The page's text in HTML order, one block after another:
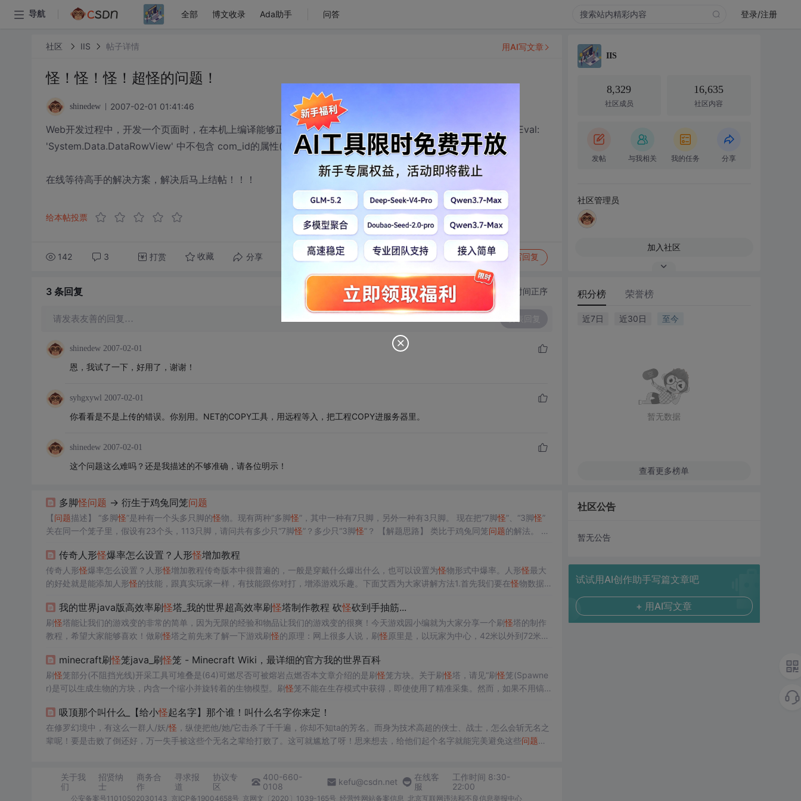
导航 全部 博文收录 Ada助手 问答 登录/注册
社区 IIS 帖子详情
怪！怪！怪！超怪的问题！
shinedew 2007-02-01 01:41:46
Web开发过程中，开发一个页面时，在本机上编译能够正常运行，上传到服务器后，出现如下错误：DataBinder.Eval:
'System.Data.DataRowView' 中不包含 com_id的属性(注：com_id为数据库表中抽出的主键字段）。
在线等待高手的解决方案，解决后马上结帖！！！
给本帖投票
142 3 打赏 收藏 分享 转发到动态 举报 写回复
用AI写文章
3 条回复 切换为时间正序
请发表友善的回复…
shinedew 2007-02-01
恩，我试了一下，好用了，谢谢！
syhgxywl 2007-02-01
你看看是不是上传的错误。你别用。NET的COPY工具，用远程等入，把工程COPY进服务器里。
shinedew 2007-02-01
这个问题这么难吗？还是我描述的不够准确，请各位明示！
多脚怪问题 → 衍生于鸡兔同笼问题
【问题描述】 “多脚怪”是种有一个头多只脚的怪物。现有两种“多脚怪”，其中一种有7只脚，另外一种有3只脚。 现在把“7脚怪”、“3脚怪”
关在同一个笼子里，假设有23个头，113只脚，请问共有多少只“7脚怪”？多少只“3脚怪 ”？ 【解题思路】 类比于鸡兔同笼问题的解法。 假
”当成“7脚怪”会多算7-3=4只脚，则多算的48只脚对应于48/4=12只“3.
传奇人形怪爆率怎么设置？人形怪增加教程
传奇人形怪爆率怎么设置？人形怪增加教程传奇版本中很普遍的，一般是穿戴什么爆出什么，也可以设置为怪物形式中爆率。人形怪最大
的好处就是能添加人形怪的技能，跟真实玩家一样，有技能跟你对打，增添游戏乐趣。下面艾西为大家讲解方法1.首先我们要在怪物数据里
在怪物数据库里面添加一个怪物.2.我们添加好了以后我们在版本中添加相应的人形怪的配置.文件的路径:D:\MirServer\Mir20
我的世界java版高效率刷怪塔_我的世界超高效率刷怪塔制作教程 砍怪砍到手抽筋...
刷怪塔能让我们的游戏变的非常的简单，因为无限的经验和物品让我们的游戏变的很爽！今天游戏园小编就为大家分享一个刷怪塔的制作
教程，希望大家能够喜欢！做刷怪塔之前先来了解一下游戏刷怪的原理：网上很多人说，刷怪原里是，以玩家为中心，42米以外到72米以
作单位)中间是40X40...
minecraft刷怪笼java_刷怪笼 - Minecraft Wiki，最详细的官方我的世界百科
刷怪笼部分(不阻挡光线)开采工具可堆叠是(64)可燃尽否可被熔岩点燃否本文章介绍的是刷怪笼方块。关于刷怪塔，请见“刷怪笼(Spawne
r)是可以生成生物的方块，内含一个缩小并旋转着的生物模型。刷怪笼不能在生存模式中获得，即使使用了精准采集。然而，如果不用镐开
吸顶那个叫什么_【给小怪起名字】那个谁！叫什么名字你来定！
在修罗幻境中，有这么一群人/妖/怪 ，纵使把他/她/它击杀了千千遍，你却不知ta的芳名。而身为技术高超的侠士、战士，怎么会斩无名之
辈呢！要是击败了倒还好，万一失手被这些个无名之辈给打败了。这可就尴尬了呀！思来想去，给他们起个名字就能完美避免这些问题 了
关于我
们
招贤纳
士
商务合
作
寻求报
道
协议专
区
400-660-
0108
kefu@csdn.net
在线客
服
工作时间 8:30-
22:00
公安备案号11010502030143 京ICP备19004658号 京网文〔2020〕1039-165号 经营性网站备案信息 北京互联网违法和不良信息举报中心
IIS
8,329
社区成员
16,635
社区内容
发帖 与我相关 我的任务 分享
社区管理员
加入社区
积分榜 荣誉榜
近7日 近30日 至今
暂无数据
查看更多榜单
社区公告
暂无公告
试试用AI创作助手写篇文章吧
+ 用AI写文章